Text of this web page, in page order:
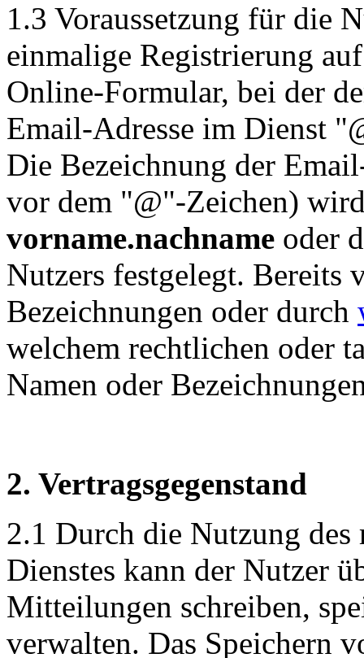
1.3 Voraussetzung für die
einmalige Registrierung
Online-Formular, bei der
Email-Adresse im Dienst
Die Bezeichnung der
vor dem "@"-Zeichen)
vorname.nachname oder
Nutzers festgelegt. Bereits
Bezeichnungen oder durch
welchem rechtlichen oder
Namen oder
2. Vertragsgegenstand
2.1 Durch die Nutzung
Dienstes kann der Nutzer
Mitteilungen schreiben,
verwalten. Das Speichern